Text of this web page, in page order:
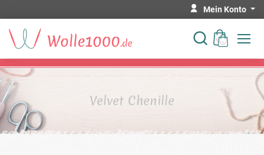
Mein Konto
Velvet Chenille